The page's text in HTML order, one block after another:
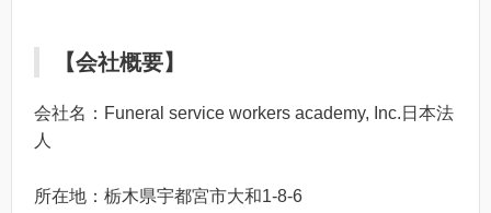
【会社概要】
会社名：Funeral service workers academy, Inc.日本法
人
所在地：栃木県宇都宮市大和1-8-6